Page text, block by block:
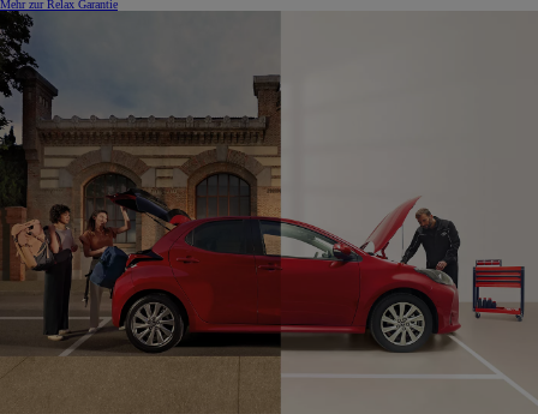
Mehr zur Relax Garantie